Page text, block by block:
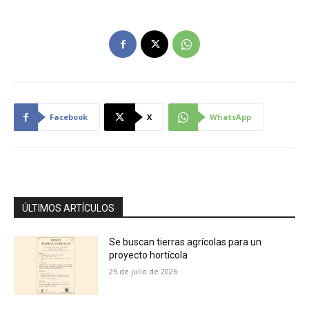
Facebook X WhatsApp
ÚLTIMOS ARTÍCULOS
Se buscan tierras agrícolas para un
proyecto hortícola
25 de julio de 2026